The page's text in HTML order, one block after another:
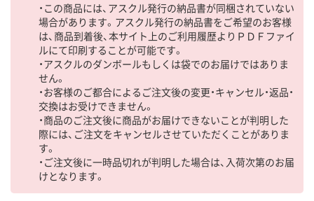
・この商品には、アスクル発行の納品書が同梱されていない
場合があります。アスクル発行の納品書をご希望のお客様
は、商品到着後、本サイト上のご利用履歴よりＰＤＦファイ
ルにて印刷することが可能です。
・アスクルのダンボールもしくは袋でのお届けではありま
せん。
・お客様のご都合によるご注文後の変更・キャンセル・返品・
交換はお受けできません。
・商品のご注文後に商品がお届けできないことが判明した
際には、ご注文をキャンセルさせていただくことがありま
す。
・ご注文後に一時品切れが判明した場合は、入荷次第のお届
けとなります。